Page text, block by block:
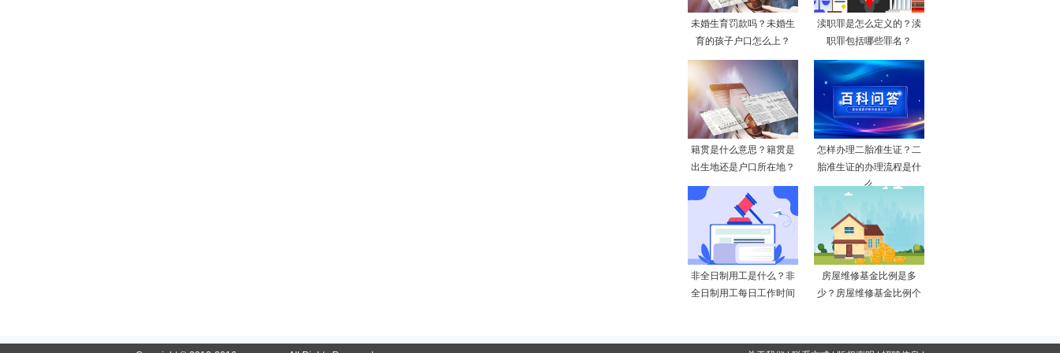
未婚生育罚款吗？未婚生
育的孩子户口怎么上？
渎职罪是怎么定义的？渎
职罪包括哪些罪名？
籍贯是什么意思？籍贯是
出生地还是户口所在地？
怎样办理二胎准生证？二
胎准生证的办理流程是什
么
非全日制用工是什么？非
全日制用工每日工作时间
房屋维修基金比例是多
少？房屋维修基金比例个